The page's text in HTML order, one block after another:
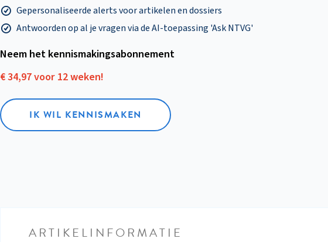
Gepersonaliseerde alerts voor artikelen en dossiers
Antwoorden op al je vragen via de AI-toepassing 'Ask NTVG'
Neem het kennismakings­abonnement
€ 34,97 voor 12 weken!
IK WIL KENNISMAKEN
ARTIKELINFORMATIE